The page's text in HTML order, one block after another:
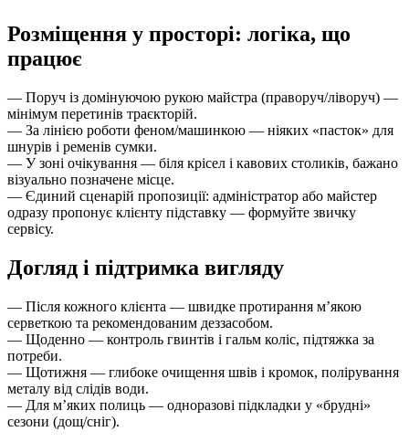
Розміщення у просторі: логіка, що
працює
— Поруч із домінуючою рукою майстра (праворуч/ліворуч) —
мінімум перетинів траєкторій.
— За лінією роботи феном/машинкою — ніяких «пасток» для
шнурів і ременів сумки.
— У зоні очікування — біля крісел і кавових столиків, бажано
візуально позначене місце.
— Єдиний сценарій пропозиції: адміністратор або майстер
одразу пропонує клієнту підставку — формуйте звичку
сервісу.
Догляд і підтримка вигляду
— Після кожного клієнта — швидке протирання м’якою
серветкою та рекомендованим деззасобом.
— Щоденно — контроль гвинтів і гальм коліс, підтяжка за
потреби.
— Щотижня — глибоке очищення швів і кромок, полірування
металу від слідів води.
— Для м’яких полиць — одноразові підкладки у «брудні»
сезони (дощ/сніг).